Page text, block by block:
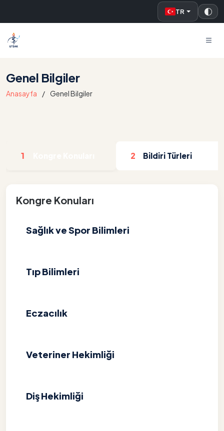
TR
UTSAK
Genel Bilgiler
Anasayfa Genel Bilgiler
1 2 Bildiri Türleri
Kongre Konuları
Sağlık ve Spor Bilimleri
Tıp Bilimleri
Eczacılık
Veteriner Hekimliği
Diş Hekimliği